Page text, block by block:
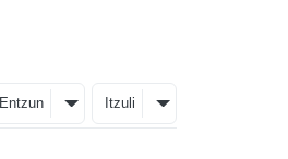
Entzun Itzuli